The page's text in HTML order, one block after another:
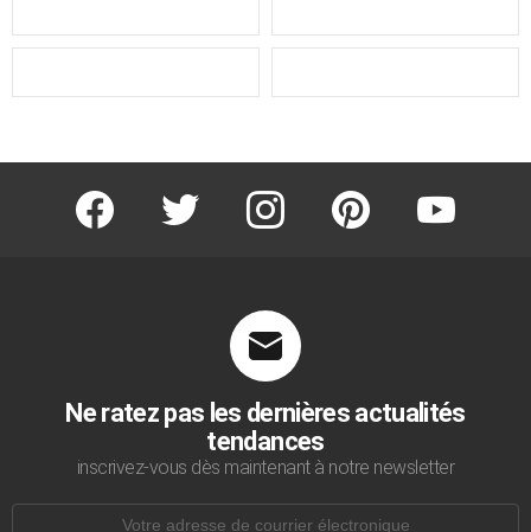
facebook twitter instagram pinterest youtube
Ne ratez pas les dernières actualités
tendances
inscrivez-vous dès maintenant à notre newsletter